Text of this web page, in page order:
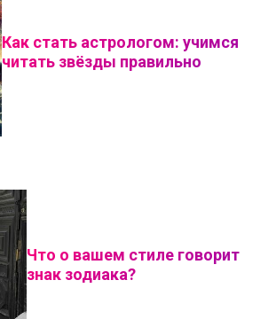
Как стать астрологом: учимся
читать звёзды правильно
Что о вашем стиле говорит
знак зодиака?